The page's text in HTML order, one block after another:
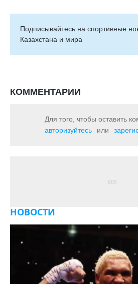
Подписывайтесь на cпортивные
Казахстана и мира
КОММЕНТАРИИ
Для того, чтобы оставить
авторизуйтесь
или
НОВОСТИ